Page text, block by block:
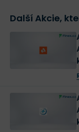
Další Akcie,